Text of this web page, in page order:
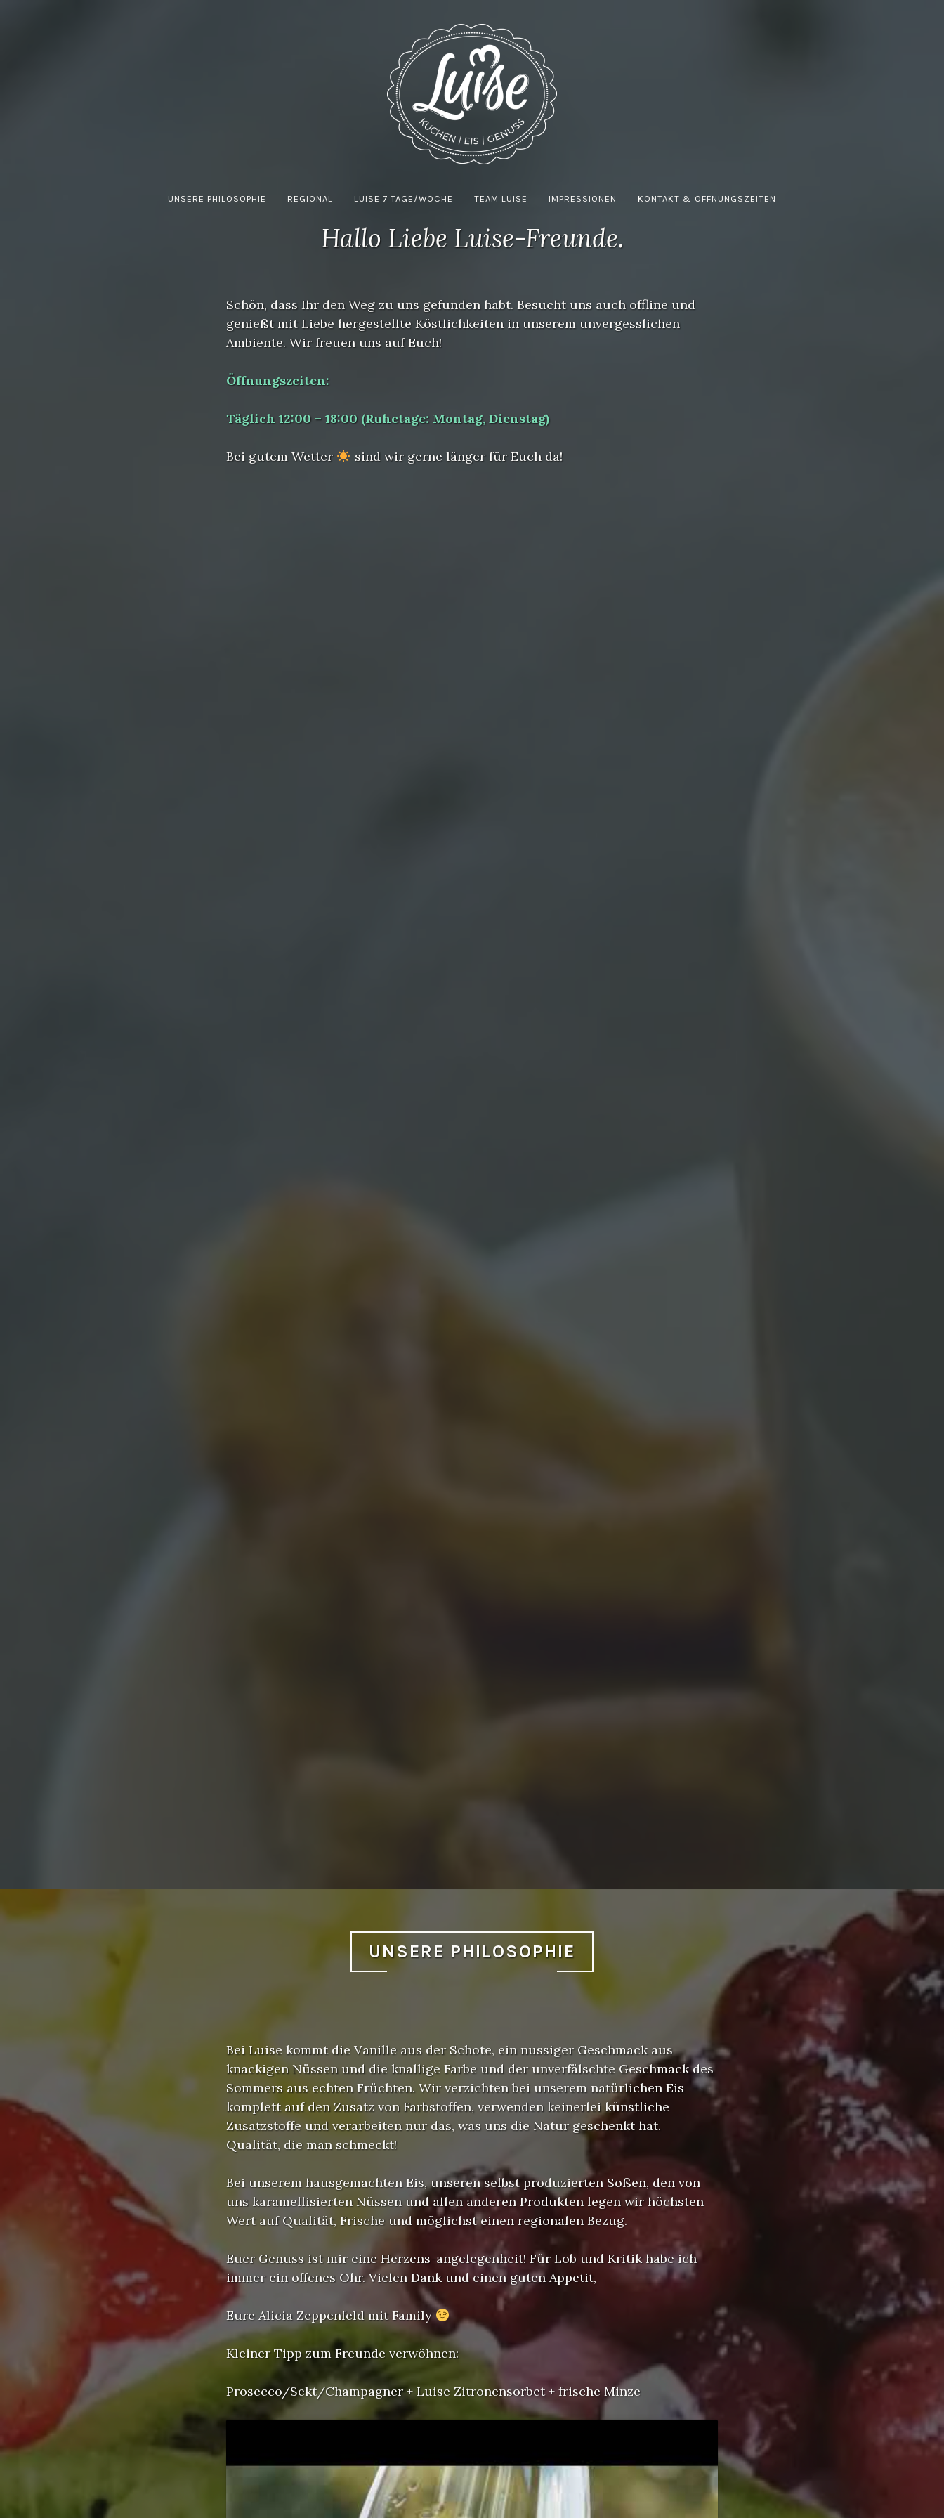
CAFÉ LUISE
UNSERE PHILOSOPHIE REGIONAL LUISE 7 TAGE/WOCHE TEAM LUISE IMPRESSIONEN KONTAKT & ÖFFNUNGSZEITEN
Hallo Liebe Luise-Freunde.
Schön, dass Ihr den Weg zu uns gefunden habt. Besucht uns auch offline und
genießt mit Liebe hergestellte Köstlichkeiten in unserem unvergesslichen
Ambiente. Wir freuen uns auf Euch!
Öffnungszeiten:
Täglich 12:00 – 18:00 (Ruhetage: Montag, Dienstag)
Bei gutem Wetter sind wir gerne länger für Euch da!
UNSERE PHILOSOPHIE
Bei Luise kommt die Vanille aus der Schote, ein nussiger Geschmack aus
knackigen Nüssen und die knallige Farbe und der unverfälschte Geschmack des
Sommers aus echten Früchten. Wir verzichten bei unserem natürlichen Eis
komplett auf den Zusatz von Farbstoffen, verwenden keinerlei künstliche
Zusatzstoffe und verarbeiten nur das, was uns die Natur geschenkt hat.
Qualität, die man schmeckt!
Bei unserem hausgemachten Eis, unseren selbst produzierten Soßen, den von
uns karamellisierten Nüssen und allen anderen Produkten legen wir höchsten
Wert auf Qualität, Frische und möglichst einen regionalen Bezug.
Euer Genuss ist mir eine Herzens-angelegenheit! Für Lob und Kritik habe ich
immer ein offenes Ohr. Vielen Dank und einen guten Appetit,
Eure Alicia Zeppenfeld mit Family
Kleiner Tipp zum Freunde verwöhnen:
Prosecco/Sekt/Champagner + Luise Zitronensorbet + frische Minze